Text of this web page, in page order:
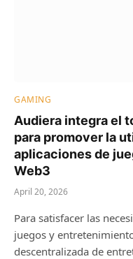
GAMING
Audiera integra el
para promover la
aplicaciones de
Web3
April 20, 2026
Para satisfacer las
juegos y
descentralizada de